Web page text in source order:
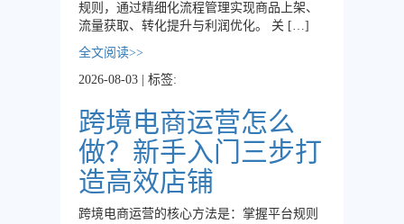
规则，通过精细化流程管理实现商品上架、
流量获取、转化提升与利润优化。 关 […]
全文阅读>>
2026-08-03 | 标签:
跨境电商运营怎么
做？新手入门三步打
造高效店铺
跨境电商运营的核心方法是：掌握平台规则